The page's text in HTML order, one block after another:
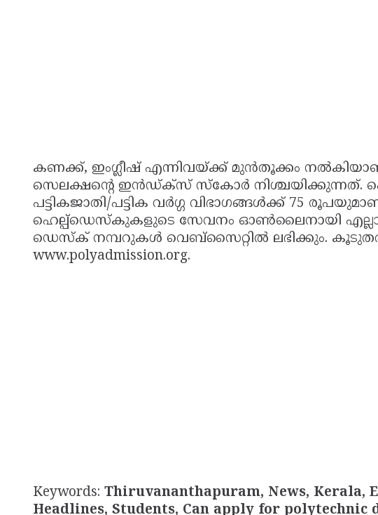
കണക്ക്, ഇംഗ്ലീഷ് എന്നിവയ്ക്ക് മുന്‍തൂക്കം നല്‍കിയാണ്
സെലക്ഷന്റെ ഇന്‍ഡ്ക്സ് സ്‌കോര്‍ നിശ്ചയിക്കുന്നത്.
പട്ടികജാതി/പട്ടിക വര്‍ഗ്ഗ വിഭാഗങ്ങള്‍ക്ക് 75
ഹെല്പ്ഡെസ്‌കുകളുടെ സേവനം ഓണ്‍ലൈനായി എല്ലാ
ഡെസ്‌ക് നമ്പറുകള്‍ വെബ്സൈറ്റില്‍ ലഭിക്കും.
www.polyadmission.org.
Keywords: Thiruvananthapuram, News, Kerala,
Headlines, Students, Can apply for polytechnic